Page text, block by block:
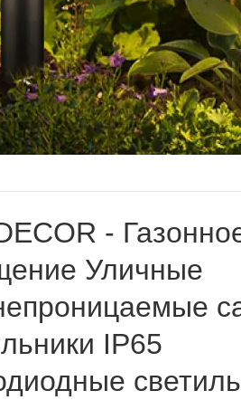
-
Уличные
IP65